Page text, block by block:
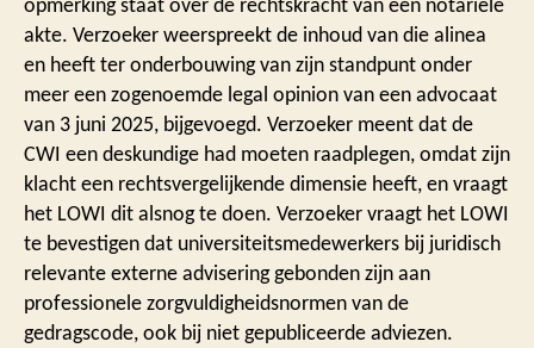
akte. Verzoeker weerspreekt de inhoud van die alinea
en heeft ter onderbouwing van zijn standpunt onder
meer een zogenoemde legal opinion van een advocaat
van 3 juni 2025, bijgevoegd. Verzoeker meent dat de
CWI een deskundige had moeten raadplegen, omdat zijn
klacht een rechtsvergelijkende dimensie heeft, en vraagt
het LOWI dit alsnog te doen. Verzoeker vraagt het LOWI
te bevestigen dat universiteitsmedewerkers bij juridisch
relevante externe advisering gebonden zijn aan
professionele zorgvuldigheidsnormen van de
gedragscode, ook bij niet gepubliceerde adviezen.